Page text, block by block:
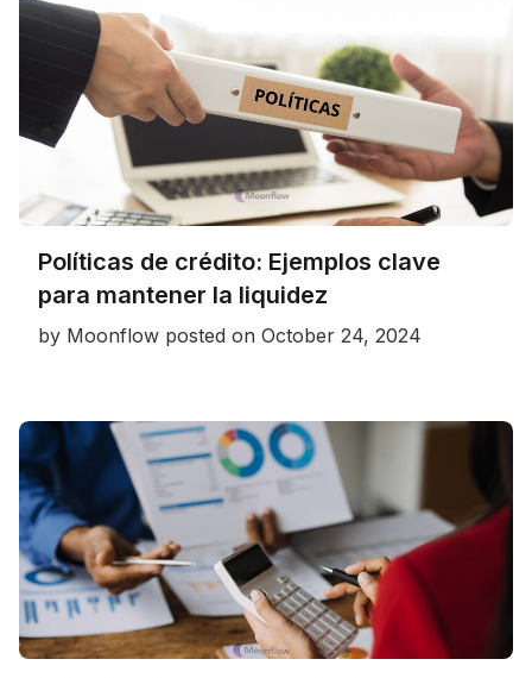
Políticas de crédito: Ejemplos clave
para mantener la liquidez
by Moonflow posted on October 24, 2024